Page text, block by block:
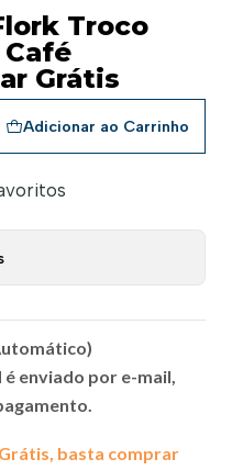
Troco
Grátis
Adicionar ao Carrinho
enviado por e-mail,
basta comprar